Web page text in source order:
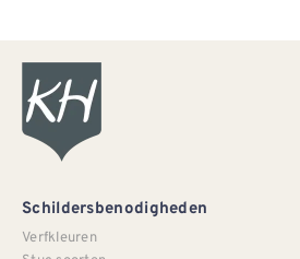
Schildersbenodigheden
Verfkleuren